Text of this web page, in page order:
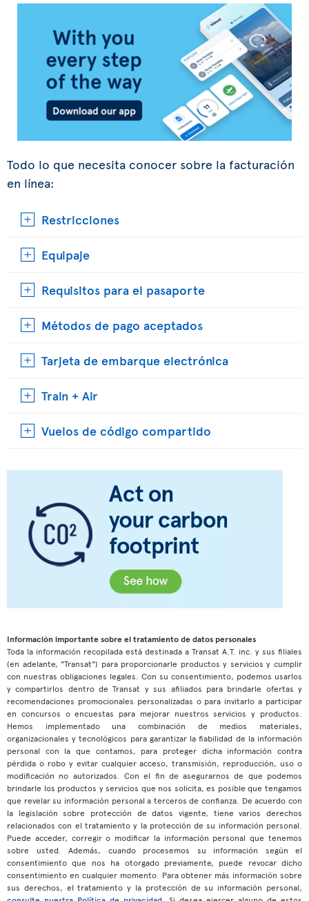
Todo lo que necesita conocer sobre la facturación
en línea:
Restricciones
Equipaje
Requisitos para el pasaporte
Métodos de pago aceptados
Tarjeta de embarque electrónica
Train + Air
Vuelos de código compartido
Información importante sobre el tratamiento de datos personales
Toda la información recopilada está destinada a Transat A.T. inc. y sus filiales
(en adelante, "Transat") para proporcionarle productos y servicios y cumplir
con nuestras obligaciones legales. Con su consentimiento, podemos usarlos
y compartirlos dentro de Transat y sus afiliados para brindarle ofertas y
recomendaciones promocionales personalizadas o para invitarlo a participar
en concursos o encuestas para mejorar nuestros servicios y productos.
Hemos implementado una combinación de medios materiales,
organizacionales y tecnológicos para garantizar la fiabilidad de la información
personal con la que contamos, para proteger dicha información contra
pérdida o robo y evitar cualquier acceso, transmisión, reproducción, uso o
modificación no autorizados. Con el fin de asegurarnos de que podemos
brindarle los productos y servicios que nos solicita, es posible que tengamos
que revelar su información personal a terceros de confianza. De acuerdo con
la legislación sobre protección de datos vigente, tiene varios derechos
relacionados con el tratamiento y la protección de su información personal.
Puede acceder, corregir o modificar la información personal que tenemos
sobre usted. Además, cuando procesemos su información según el
consentimiento que nos ha otorgado previamente, puede revocar dicho
consentimiento en cualquier momento. Para obtener más información sobre
sus derechos, el tratamiento y la protección de su información personal,